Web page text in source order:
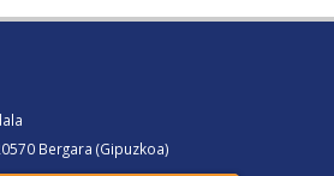
Bergara (Gipuzkoa)